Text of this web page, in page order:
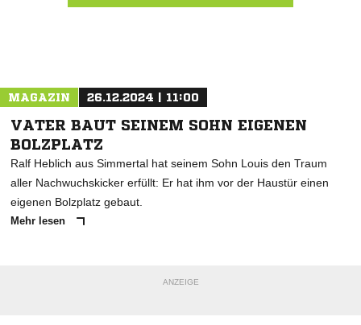
MAGAZIN 26.12.2024 | 11:00
VATER BAUT SEINEM SOHN EIGENEN
BOLZPLATZ
Ralf Heblich aus Simmertal hat seinem Sohn Louis den Traum
aller Nachwuchskicker erfüllt: Er hat ihm vor der Haustür einen
eigenen Bolzplatz gebaut.
Mehr lesen
ANZEIGE